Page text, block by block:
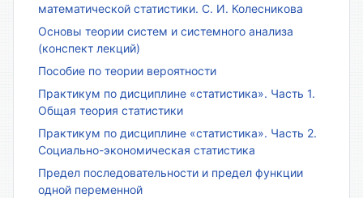
математической статистики. С. И. Колесникова
Основы теории систем и системного анализа
(конспект лекций)
Пособие по теории вероятности
Практикум по дисциплине «статистика». Часть 1.
Общая теория статистики
Практикум по дисциплине «статистика». Часть 2.
Социально-экономическая статистика
Предел последовательности и предел функции
одной переменной